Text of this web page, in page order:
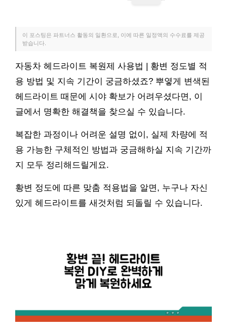
이 포스팅은 파트너스 활동의 일환으로, 이에 따른 일정액의 수수료를 제공
받습니다.
자동차 헤드라이트 복원제 사용법 | 황변 정도별 적
용 방법 및 지속 기간이 궁금하셨죠? 뿌옇게 변색된
헤드라이트 때문에 시야 확보가 어려우셨다면, 이
글에서 명확한 해결책을 찾으실 수 있습니다.
복잡한 과정이나 어려운 설명 없이, 실제 차량에 적
용 가능한 구체적인 방법과 궁금해하실 지속 기간까
지 모두 정리해드릴게요.
황변 정도에 따른 맞춤 적용법을 알면, 누구나 자신
있게 헤드라이트를 새것처럼 되돌릴 수 있습니다.